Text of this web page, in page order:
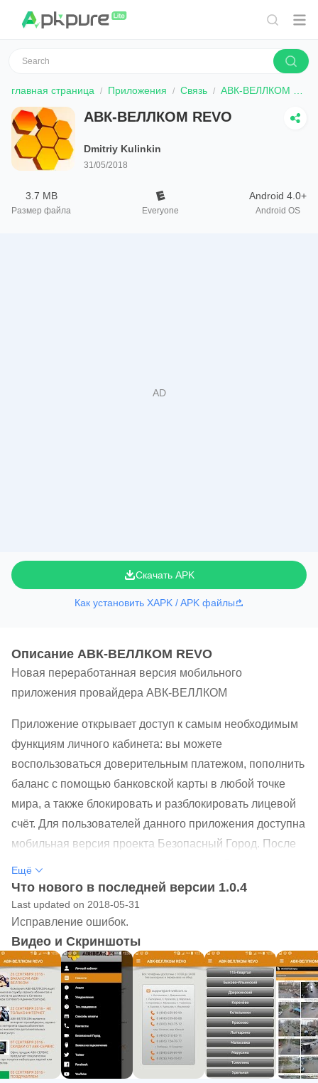
главная страница Приложения Связь АВК-ВЕЛЛКОМ REVO
АВК-ВЕЛЛКОМ REVO
Dmitriy Kulinkin
31/05/2018
3.7 MB
Размер файла Everyone
Android 4.0+
Android OS
Скачать APK
Как установить XAPK / APK файлы
Oписание АВК-ВЕЛЛКОМ REVO
Новая переработанная версия мобильного
приложения провайдера АВК-ВЕЛЛКОМ
Приложение открывает доступ к самым необходимым
функциям личного кабинета: вы можете
воспользоваться доверительным платежом, пополнить
баланс с помощью банковской карты в любой точке
мира, а также блокировать и разблокировать лицевой
счёт. Для пользователей данного приложения доступна
мобильная версия проекта Безопасный Город. После
кабинете АВК-ВЕЛЛКОМ становится доступной
рассылка самых важных новостей и необходимой
информации от провайдера в виде push-уведомлений.
В данном мобильном приложении появилась
уникальная возможность оплаты услуг доступа в
Интернет для любого лицевого счёта абонентов АВК-
ВЕЛЛКОМ (кроме абонентов 115 квартала города
Люберцы). Этот функционал доступен в разделе
"Способы оплаты -> Оплата с помощью банковских
карт". Через данное мобильное приложение можно
Ещё
Что нового в последней версии 1.0.4
Last updated on 2018-05-31
Исправление ошибок.
Видео и Скриншоты